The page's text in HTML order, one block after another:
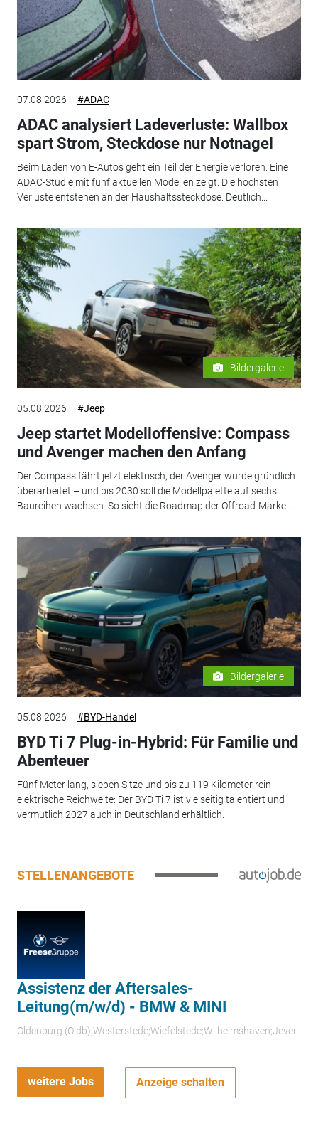
07.08.2026 #ADAC
ADAC analysiert Ladeverluste: Wallbox
spart Strom, Steckdose nur Notnagel
Beim Laden von E-Autos geht ein Teil der Energie verloren. Eine
ADAC-Studie mit fünf aktuellen Modellen zeigt: Die höchsten
Verluste entstehen an der Haushaltssteckdose. Deutlich...
Bildergalerie
05.08.2026 #Jeep
Jeep startet Modelloffensive: Compass
und Avenger machen den Anfang
Der Compass fährt jetzt elektrisch, der Avenger wurde gründlich
überarbeitet – und bis 2030 soll die Modellpalette auf sechs
Baureihen wachsen. So sieht die Roadmap der Offroad-Marke...
Bildergalerie
05.08.2026 #BYD-Handel
BYD Ti 7 Plug-in-Hybrid: Für Familie und
Abenteuer
Fünf Meter lang, sieben Sitze und bis zu 119 Kilometer rein
elektrische Reichweite: Der BYD Ti 7 ist vielseitig talentiert und
vermutlich 2027 auch in Deutschland erhältlich.
STELLENANGEBOTE
Assistenz der Aftersales-
Leitung(m/w/d) - BMW & MINI
Oldenburg (Oldb);Westerstede;Wiefelstede;Wilhelmshaven;Jever
weitere Jobs Anzeige schalten